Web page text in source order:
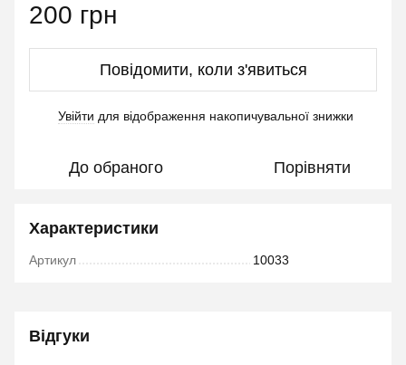
200 грн
Повідомити, коли з'явиться
Увійти для відображення накопичувальної знижки
До обраного Порівняти
Характеристики
Артикул 10033
Відгуки